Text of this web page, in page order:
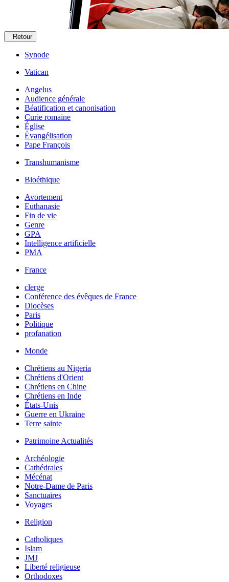
Retour
Synode
Vatican
Angelus
Audience générale
Béatification et canonisation
Curie romaine
Église
Évangélisation
Pape François
Transhumanisme
Bioéthique
Avortement
Euthanasie
Fin de vie
Genre
GPA
Intelligence artificielle
PMA
France
clerge
Conférence des évêques de France
Diocèses
Paris
Politique
profanation
Monde
Chrétiens au Nigeria
Chrétiens d'Orient
Chrétiens en Chine
Chrétiens en Inde
États-Unis
Guerre en Ukraine
Terre sainte
Patrimoine Actualités
Archéologie
Cathédrales
Mécénat
Notre-Dame de Paris
Sanctuaires
Voyages
Religion
Catholiques
Islam
JMJ
Liberté religieuse
Orthodoxes